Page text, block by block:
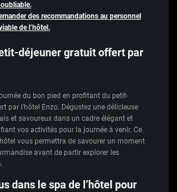
des recommandations au personnel
de l’hôtel.
déjeuner gratuit offert par
du bon pied en profitant du petit-
par l’hôtel Enzo. Dégustez une délicieuse
et savoureux dans un cadre élégant et
vos activités pour la journée à venir. Ce
vous permettra de savourer un moment
avant de partir explorer les
dans le spa de l’hôtel pour